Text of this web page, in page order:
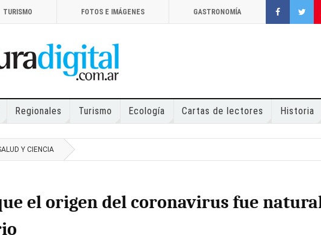
TURISMO FOTOS E IMÁGENES GASTRONOMÍA
Regionales Turismo Ecología Cartas de lectores Historia
Y CIENCIA
el origen del coronavirus fue